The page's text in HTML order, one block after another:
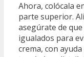
Ahora, colócala
parte superior.
asegúrate de
igualados para
crema, con